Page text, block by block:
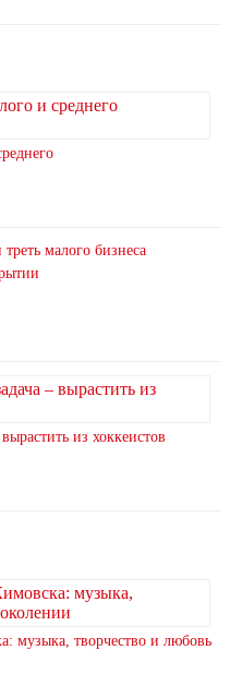
малого бизнеса
из хоккеистов
музыка, творчество и любовь